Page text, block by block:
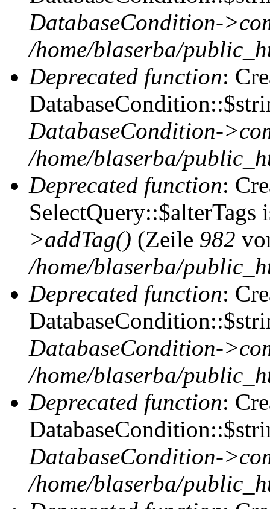
DatabaseCondition-
/home/blaserba/
Deprecated function:
DatabaseCondition-
/home/blaserba/
Deprecated function:
SelectQuery::$alterTags
>addTag() (Zeile 982
/home/blaserba/
Deprecated function:
DatabaseCondition-
/home/blaserba/
Deprecated function:
DatabaseCondition-
/home/blaserba/